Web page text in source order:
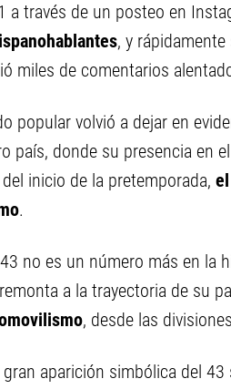
a través de un posteo en
, y
miles de comentarios
popular volvió a dejar en
país, donde su presencia en
inicio de la pretemporada,
.
no es un número más en la
a la trayectoria de su
, desde las
aparición simbólica del